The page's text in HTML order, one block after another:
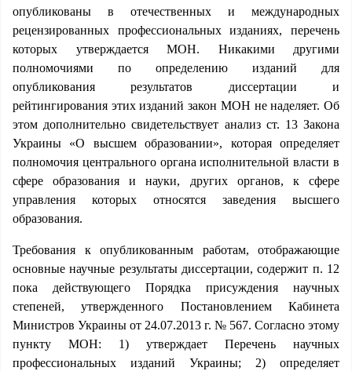
опубликованы в отечественных и международных
рецензированных профессиональных изданиях, перечень
которых утверждается МОН. Никакими другими
полномочиями по определению изданий для
опубликования результатов диссертации и
рейтингирования этих изданий закон МОН не наделяет. Об
этом дополнительно свидетельствует анализ ст. 13 Закона
Украины «О высшем образовании», которая определяет
полномочия центрального органа исполнительной власти в
сфере образования и науки, других органов, к сфере
управления которых относятся заведения высшего
образования.
Требования к опубликованным работам, отображающие
основные научные результаты диссертации, содержит п. 12
пока действующего Порядка присуждения научных
степеней, утвержденного Постановлением Кабинета
Министров Украины от 24.07.2013 г. № 567. Согласно этому
пункту МОН: 1) утверждает Перечень научных
профессиональных изданий Украины; 2) определяет